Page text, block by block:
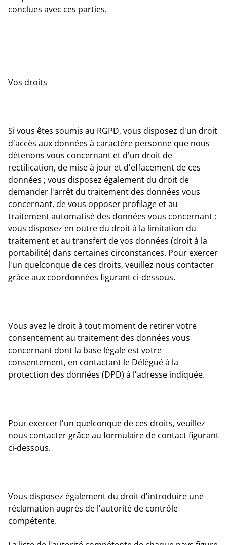
conclues avec ces parties.
Vos droits
Si vous êtes soumis au RGPD, vous disposez d'un droit
d'accès aux données à caractère personne que nous
détenons vous concernant et d'un droit de
rectification, de mise à jour et d'effacement de ces
données ; vous disposez également du droit de
demander l'arrêt du traitement des données vous
concernant, de vous opposer profilage et au
traitement automatisé des données vous concernant ;
vous disposez en outre du droit à la limitation du
traitement et au transfert de vos données (droit à la
portabilité) dans certaines circonstances. Pour exercer
l'un quelconque de ces droits, veuillez nous contacter
grâce aux coordonnées figurant ci-dessous.
Vous avez le droit à tout moment de retirer votre
consentement au traitement des données vous
concernant dont la base légale est votre
consentement, en contactant le Délégué à la
protection des données (DPD) à l'adresse indiquée.
Pour exercer l'un quelconque de ces droits, veuillez
nous contacter grâce au formulaire de contact figurant
ci-dessous.
Vous disposez également du droit d'introduire une
réclamation auprès de l'autorité de contrôle
compétente.